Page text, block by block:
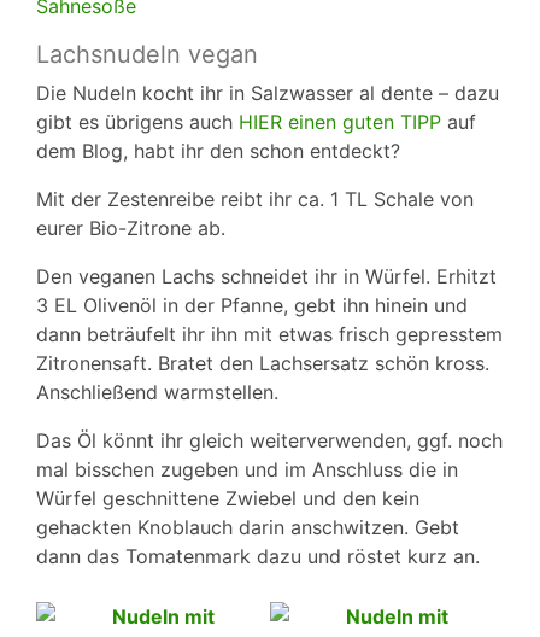
Lachsnudeln vegan
Die Nudeln kocht ihr in Salzwasser al dente – dazu
gibt es übrigens auch HIER einen guten TIPP auf
dem Blog, habt ihr den schon entdeckt?
Mit der Zestenreibe reibt ihr ca. 1 TL Schale von
eurer Bio-Zitrone ab.
Den veganen Lachs schneidet ihr in Würfel. Erhitzt
3 EL Olivenöl in der Pfanne, gebt ihn hinein und
dann beträufelt ihr ihn mit etwas frisch gepresstem
Zitronensaft. Bratet den Lachsersatz schön kross.
Anschließend warmstellen.
Das Öl könnt ihr gleich weiterverwenden, ggf. noch
mal bisschen zugeben und im Anschluss die in
Würfel geschnittene Zwiebel und den kein
gehackten Knoblauch darin anschwitzen. Gebt
dann das Tomatenmark dazu und röstet kurz an.